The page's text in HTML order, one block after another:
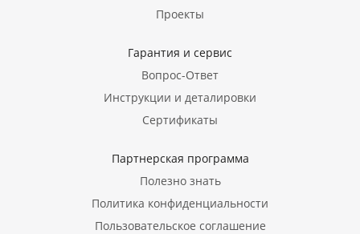
Проекты
Гарантия и сервис
Вопрос-Ответ
Инструкции и деталировки
Сертификаты
Партнерская программа
Полезно знать
Политика конфиденциальности
Пользовательское соглашение